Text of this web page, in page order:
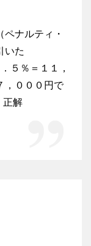
ペナルティ・
いた
５％＝１１，
，０００円で
正解